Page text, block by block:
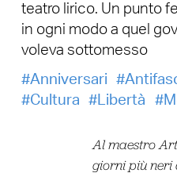
teatro lirico. Un punto
in ogni modo a quel
voleva sottomesso
Anniversari
Cultura
Libertà
Al maestro
giorni più neri